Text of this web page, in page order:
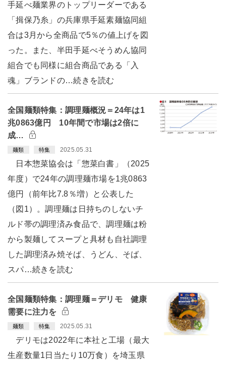
手延べ麺業界のトップリーダーである
「揖保乃糸」の兵庫県手延素麺協同組
合は3月から全商品で5％の値上げを図
った。また、半田手延べそうめん協同
組合でも同様に組合商品である「入
魂」ブランドの…続きを読む
全国麺類特集：調理麺概況＝24年は1
兆0863億円 10年間で市場は2倍に
成…
麺類 特集 2025.05.31
日本惣菜協会は「惣菜白書」（2025
年度）で24年の調理麺市場を1兆0863
億円（前年比7.8％増）と公表した
（図1）。調理麺は日持ちのしないチ
ルド帯の調理済み食品で、調理麺は粉
から製麺してスープと具材も自社調理
した調理済み焼そば、うどん、そば、
スパ…続きを読む
全国麺類特集：調理麺＝デリモ 健康
需要に注力を
麺類 特集 2025.05.31
デリモは2022年に本社と工場（最大
生産数量1日当たり10万食）を埼玉県